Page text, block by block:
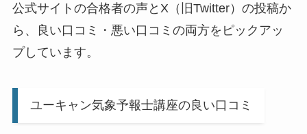
公式サイトの合格者の声とX（旧Twitter）の投稿か
ら、良い口コミ・悪い口コミの両方をピックアッ
プしています。
ユーキャン気象予報士講座の良い口コミ